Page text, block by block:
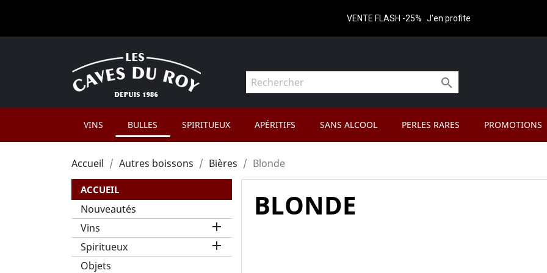
VENTE FLASH -25% J'en profite

VINS BULLES SPIRITUEUX APÉRITIFS SANS ALCOOL PERLES RARES PROMOTIONS
Accueil Autres boissons Bières Blonde
ACCUEIL
Nouveautés
Vins

Spiritueux 
Objets
BLONDE